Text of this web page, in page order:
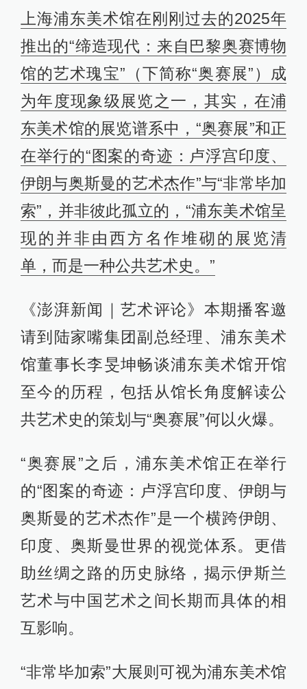
上海浦东美术馆在刚刚过去的2025年
推出的“缔造现代：来自巴黎奥赛博物
馆的艺术瑰宝”（下简称“奥赛展”）成
为年度现象级展览之一，其实，在浦
东美术馆的展览谱系中，“奥赛展”和正
在举行的“图案的奇迹：卢浮宫印度、
伊朗与奥斯曼的艺术杰作”与“非常毕加
索”，并非彼此孤立的，“浦东美术馆呈
现的并非由西方名作堆砌的展览清
单，而是一种公共艺术史。”
《澎湃新闻｜艺术评论》本期播客邀
请到陆家嘴集团副总经理、浦东美术
馆董事长李旻坤畅谈浦东美术馆开馆
至今的历程，包括从馆长角度解读公
共艺术史的策划与“奥赛展”何以火爆。
“奥赛展”之后，浦东美术馆正在举行
的“图案的奇迹：卢浮宫印度、伊朗与
奥斯曼的艺术杰作”是一个横跨伊朗、
印度、奥斯曼世界的视觉体系。更借
助丝绸之路的历史脉络，揭示伊斯兰
艺术与中国艺术之间长期而具体的相
互影响。
“非常毕加索”大展则可视为浦东美术馆